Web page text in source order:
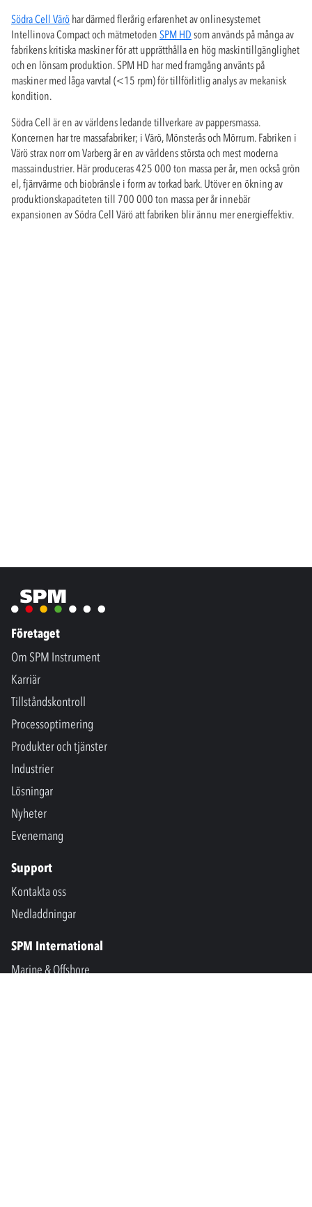
Södra Cell Värö har därmed flerårig erfarenhet av onlinesystemet
Intellinova Compact och mätmetoden SPM HD som används på många av
fabrikens kritiska maskiner för att upprätthålla en hög maskintillgänglighet
och en lönsam produktion. SPM HD har med framgång använts på
maskiner med låga varvtal (<15 rpm) för tillförlitlig analys av mekanisk
kondition.
Södra Cell är en av världens ledande tillverkare av pappersmassa.
Koncernen har tre massafabriker; i Värö, Mönsterås och Mörrum. Fabriken i
Värö strax norr om Varberg är en av världens största och mest moderna
massaindustrier. Här produceras 425 000 ton massa per år, men också grön
el, fjärrvärme och biobränsle i form av torkad bark. Utöver en ökning av
produktionskapaciteten till 700 000 ton massa per år innebär
expansionen av Södra Cell Värö att fabriken blir ännu mer energieffektiv.
Företaget
Om SPM Instrument
Karriär
Tillståndskontroll
Processoptimering
Produkter och tjänster
Industrier
Lösningar
Nyheter
Evenemang
Support
Kontakta oss
Nedladdningar
SPM International
Marine & Offshore